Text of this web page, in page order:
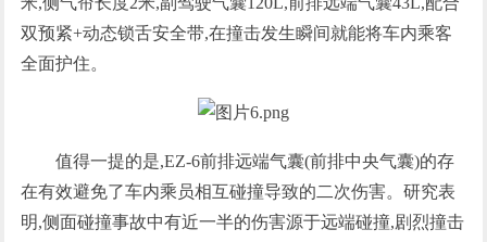
双预紧+动态锁舌安全带,在撞击发生瞬间就能将车内乘客
全面护住。
值得一提的是,EZ-6前排远端气囊(前排中央气囊)的存
在有效避免了车内乘员相互碰撞导致的二次伤害。研究表
明,侧面碰撞事故中有近一半的伤害源于远端碰撞,剧烈撞击